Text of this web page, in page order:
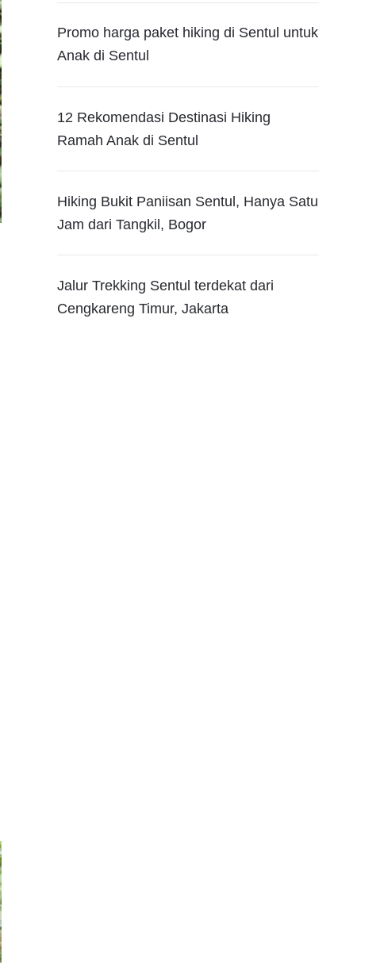
Promo harga paket hiking di Sentul untuk
Anak di Sentul
12 Rekomendasi Destinasi Hiking
Ramah Anak di Sentul
Hiking Bukit Paniisan Sentul, Hanya Satu
Jam dari Tangkil, Bogor
Jalur Trekking Sentul terdekat dari
Cengkareng Timur, Jakarta